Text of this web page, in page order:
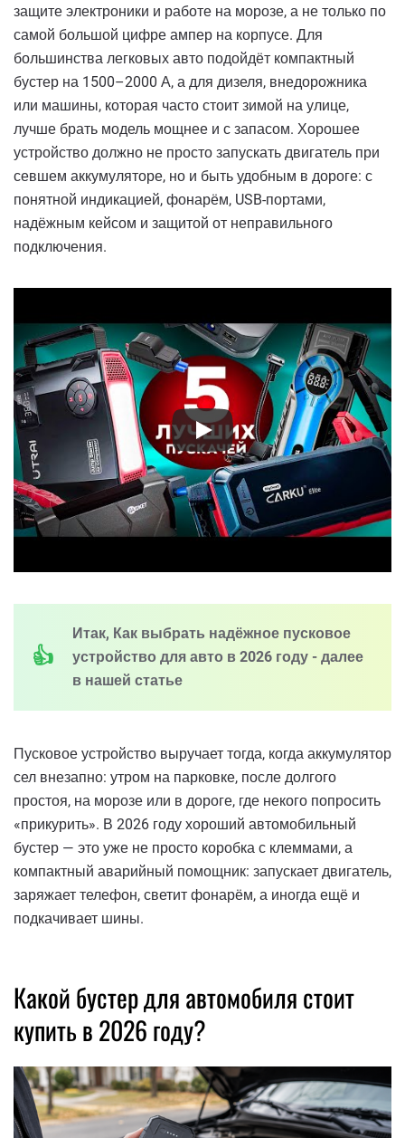
защите электроники и работе на морозе, а не только по
самой большой цифре ампер на корпусе. Для
большинства легковых авто подойдёт компактный
бустер на 1500–2000 А, а для дизеля, внедорожника
или машины, которая часто стоит зимой на улице,
лучше брать модель мощнее и с запасом. Хорошее
устройство должно не просто запускать двигатель при
севшем аккумуляторе, но и быть удобным в дороге: с
понятной индикацией, фонарём, USB-портами,
надёжным кейсом и защитой от неправильного
подключения.
Итак, Как выбрать надёжное пусковое
устройство для авто в 2026 году - далее
в нашей статье
Пусковое устройство выручает тогда, когда аккумулятор
сел внезапно: утром на парковке, после долгого
простоя, на морозе или в дороге, где некого попросить
«прикурить». В 2026 году хороший автомобильный
бустер — это уже не просто коробка с клеммами, а
компактный аварийный помощник: запускает двигатель,
заряжает телефон, светит фонарём, а иногда ещё и
подкачивает шины.
Какой бустер для автомобиля стоит
купить в 2026 году?